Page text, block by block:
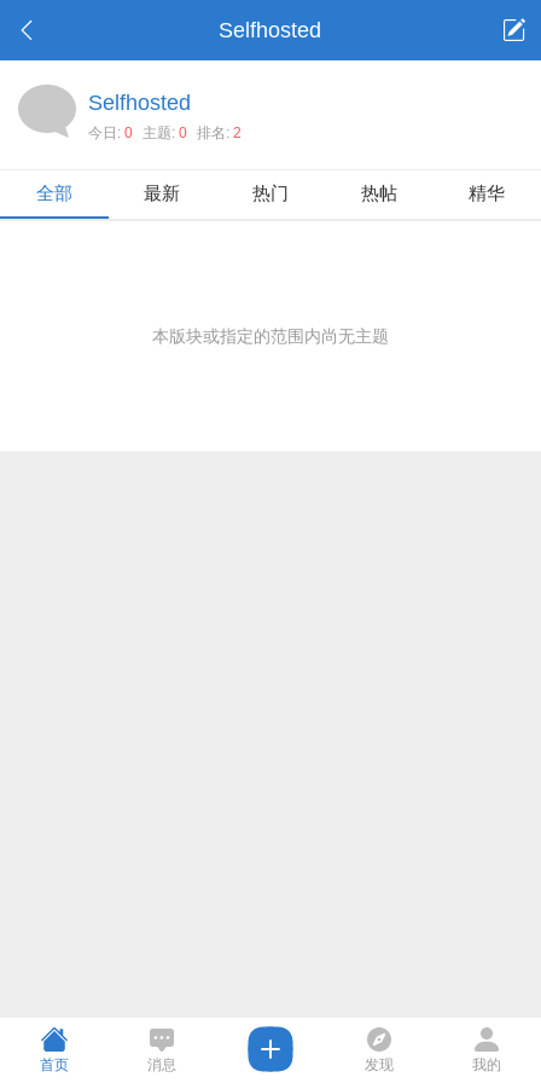
Selfhosted
Selfhosted
今日: 0 主题: 0 排名: 2
全部 最新 热门 热帖 精华
本版块或指定的范围内尚无主题
首页 消息 发现 我的